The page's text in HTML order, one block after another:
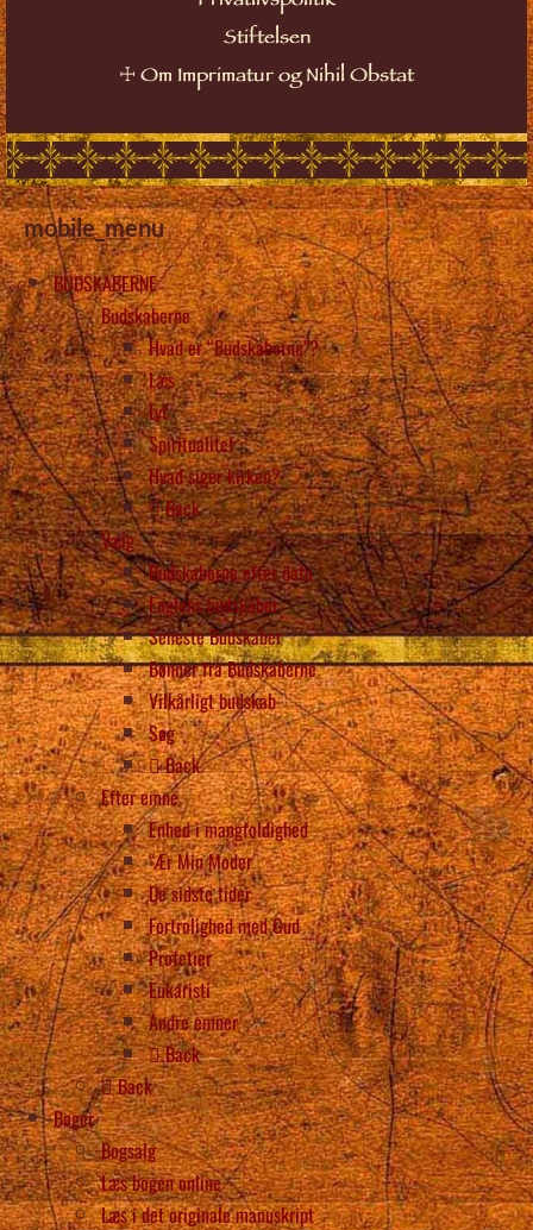
Stiftelsen
☩ Om Imprimatur og Nihil Obstat
mobile_menu
BUDSKABERNE
Budskaberne
Hvad er “Budskaberne”?
Læs
Lyt
Spiritualitet
Hvad siger kirken?
Back
Vælg
Budskaberne efter dato
Englens budskaber
Seneste Budskaber
Bønner fra Budskaberne
Vilkårligt budskab
Søg
Back
Efter emne
Enhed i mangfoldighed
“Ær Min Moder
De sidste tider
Fortrolighed med Gud
Profetier
Eukaristi
Andre emner
Back
Back
Bøger
Bogsalg
Læs bogen online
Læs i det originale manuskript